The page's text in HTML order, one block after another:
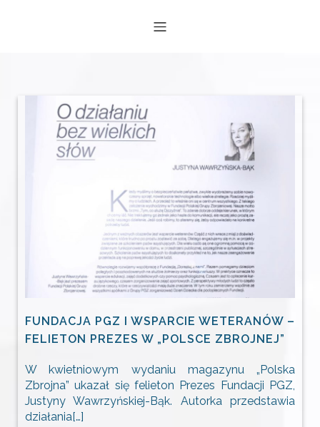
FUNDACJA PGZ I WSPARCIE WETERANÓW –
FELIETON PREZES W „POLSCE ZBROJNEJ”
W kwietniowym wydaniu magazynu „Polska
Zbrojna” ukazał się felieton Prezes Fundacji PGZ,
Justyny Wawrzyńskiej-Bąk. Autorka przedstawia
działania[…]